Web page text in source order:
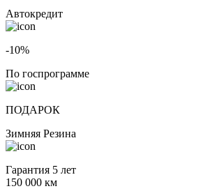
Автокредит
-10%
По госпрограмме
ПОДАРОК
Зимняя Резина
Гарантия 5 лет
150 000 км